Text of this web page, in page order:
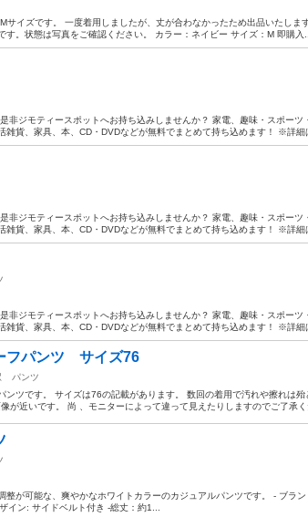
サイズです。 一度着用しましたが、丈が合わなかったため出品いたしま
す。状態は写真をご確認ください。 カラー：ネイビー サイズ：M 即購入...
モティースポットへお持ち込みしませんか？ 家電、趣味・スポーツ
雑貨、家具、本、CD・DVDなどが無料でまとめて持ち込めます！ ※詳細
モティースポットへお持ち込みしませんか？ 家電、趣味・スポーツ
雑貨、家具、本、CD・DVDなどが無料でまとめて持ち込めます！ ※詳細
モティースポットへお持ち込みしませんか？ 家電、趣味・スポーツ
雑貨、家具、本、CD・DVDなどが無料でまとめて持ち込めます！ ※詳細
フパンツ サイズ76
パンツ
ツです。 サイズは76の記載があります。 数回の着用で汚れや擦れは殆
が近いです。 尚 、モニターによって違って見えたりしますのでご了承く
整が可能な、爽やかなホワイトカラーのカジュアルパンツです。 - ブラン
イン: サイドベルト付き -総丈：約1...